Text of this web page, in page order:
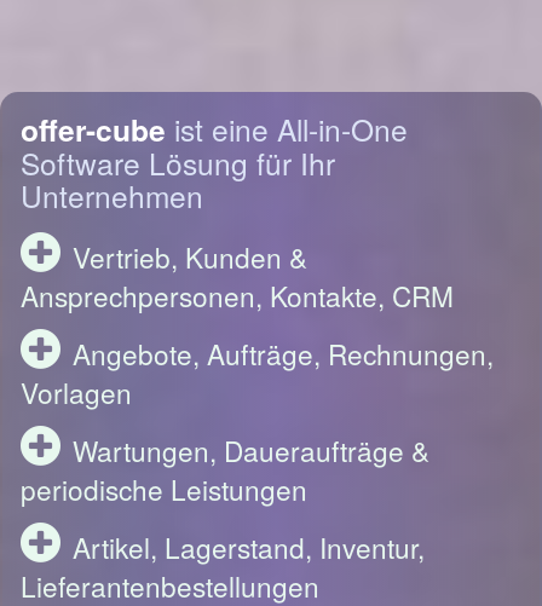
offer-cube ist eine All-in-One
Software Lösung für Ihr
Unternehmen
Vertrieb, Kunden &
Ansprechpersonen, Kontakte, CRM
Angebote, Aufträge, Rechnungen,
Vorlagen
Wartungen, Daueraufträge &
periodische Leistungen
Artikel, Lagerstand, Inventur,
Lieferantenbestellungen